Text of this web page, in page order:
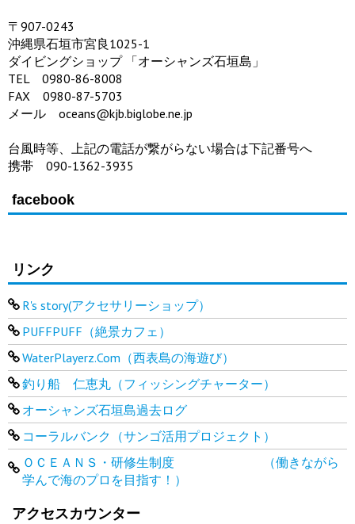
〒907-0243
沖縄県石垣市宮良1025-1
ダイビングショップ 「オーシャンズ石垣島」
TEL 0980-86-8008
FAX 0980-87-5703
メール oceans@kjb.biglobe.ne.jp
台風時等、上記の電話が繋がらない場合は下記番号へ
携帯 090-1362-3935
facebook
リンク
R's story(アクセサリーショップ）
PUFFPUFF（絶景カフェ）
WaterPlayerz.Com（西表島の海遊び）
釣り船 仁恵丸（フィッシングチャーター）
オーシャンズ石垣島過去ログ
コーラルバンク（サンゴ活用プロジェクト）
ＯＣＥＡＮＳ・研修生制度 （働きながら
学んで海のプロを目指す！）
アクセスカウンター